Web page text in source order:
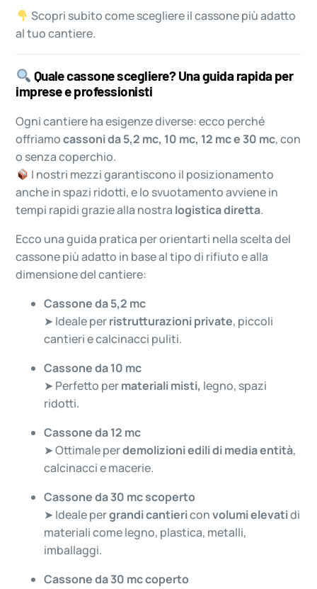
Scopri subito come scegliere il cassone più adatto
al tuo cantiere.
Quale cassone scegliere? Una guida rapida per
imprese e professionisti
Ogni cantiere ha esigenze diverse: ecco perché
offriamocassoni da 5,2 mc, 10 mc, 12 mc e 30 mc, con
o senza coperchio.
I nostri mezzi garantiscono il posizionamento
anche in spazi ridotti, e lo svuotamento avviene in
tempi rapidi grazie alla nostra logistica diretta.
Ecco una guida pratica per orientarti nella scelta del
cassone più adatto in base al tipo di rifiuto e alla
dimensione del cantiere:
Cassone da 5,2 mc
➤ Ideale perristrutturazioni private, piccoli
cantieri e calcinacci puliti.
Cassone da 10 mc
➤ Perfetto permateriali misti, legno, spazi
ridotti.
Cassone da 12 mc
➤ Ottimale perdemolizioni edili di media entità,
calcinacci e macerie.
Cassone da 30 mc scoperto
➤ Ideale pergrandi cantiericonvolumi elevatidi
materiali come legno, plastica, metalli,
imballaggi.
Cassone da 30 mc coperto